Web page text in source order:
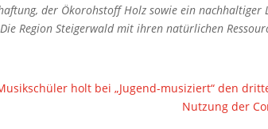
der Ökorohstoff Holz sowie ein
Region Steigerwald mit ihren natürlichen
holt bei „Jugend-musiziert“ den
Nutzung der